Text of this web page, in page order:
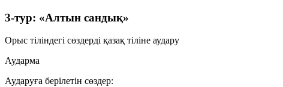
3-тур: «Алтын сандық»
Орыс тіліндегі сөздерді қазақ тіліне аудару
Аударма
Аударуға берілетін сөздер: